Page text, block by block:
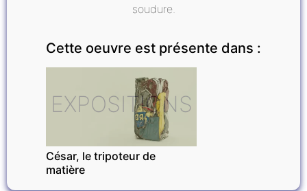
soudure.
Cette oeuvre est présente dans :
EXPOSITIONS
César, le tripoteur de
matière